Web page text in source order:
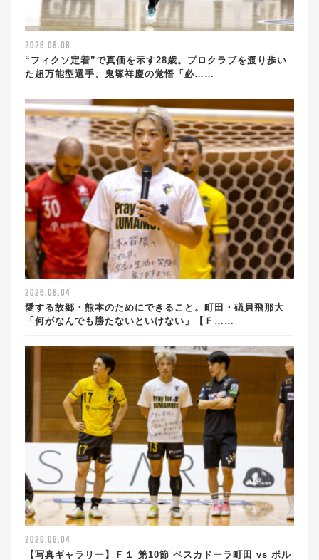
2026.08.08
“フィクソ定着”で真価を示す28歳。プロクラブを渡り歩い
た超万能型選手、鬼塚祥慶の覚悟「必……
2026.08.04
愛する故郷・熊本のためにできること。町田・礒貝飛那大
「何がなんでも勝たないといけない」【Ｆ……
2026.08.04
【写真ギャラリー】Ｆ１ 第10節 ペスカドーラ町田 vs ボル